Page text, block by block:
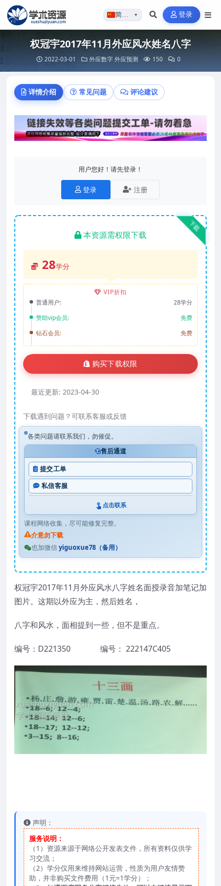
简体…▼ 登录
权冠宇2017年11月外应风水姓名八字
2022-03-01 外应数字外应预测 150 0
详情介绍 常见问题 评论建议
用户您好！请先登录！
登录 注册
下载
本资源需权限下载
28学分
VIP折扣
普通用户:
28学分
赞助vip会员:
免费
钻石会员:
免费
购买下载权限
最近更新: 2023-04-30
下载遇到问题？可联系客服或反馈
各类问题请联系我们，勿催促。
售后通道
提交工单
私信客服
点击联系
课程网络收集，尽可能修复完整。
介意勿下载
也加微信yiguoxue78（备用）
权冠宇2017年11月外应风水八字姓名面授录音加笔记加
图片。这期以外应为主，然后姓名，
八字和风水，面相提到一些，但不是重点。
编号：D221350 编号： 222147C405
声明：
服务说明：
（1）资源来源于网络公开发表文件，所有资料仅供学
习交流；
（2）学分仅用来维持网站运营，性质为用户友情赞
助，并非购买文件费用（1元=1学分）；